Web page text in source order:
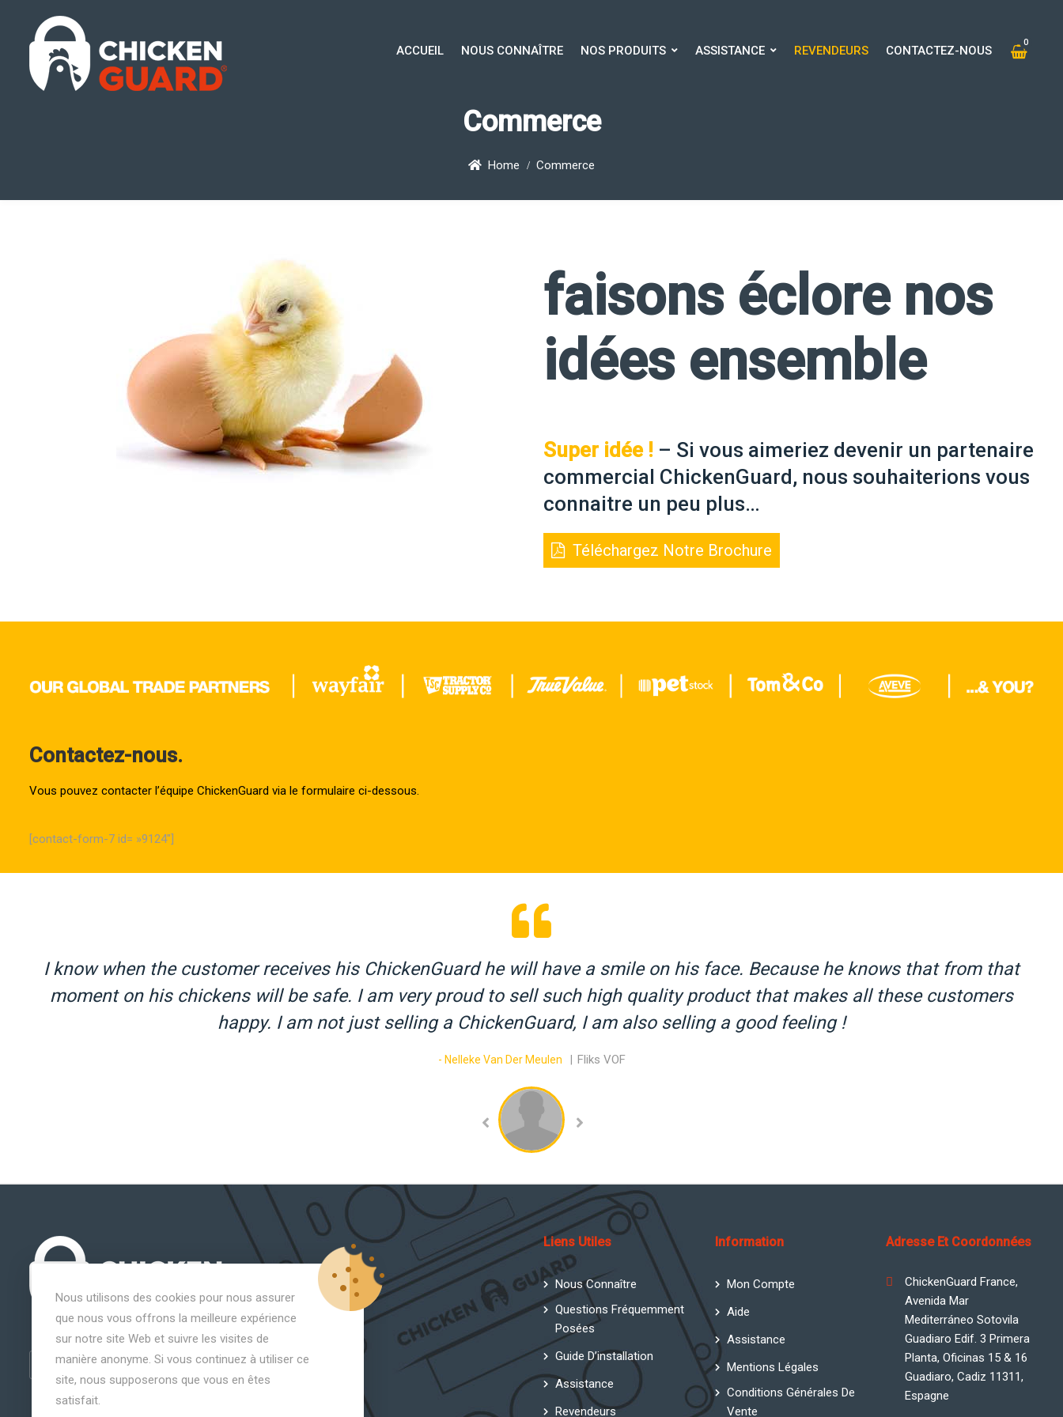
ACCUEIL NOUS CONNAÎTRE NOS PRODUITS ASSISTANCE REVENDEURS CONTACTEZ-NOUS
0
Commerce
Home Commerce
faisons éclore nos
idées ensemble
Super idée ! – Si vous aimeriez devenir un partenaire
commercial ChickenGuard, nous souhaiterions vous
connaitre un peu plus…
Téléchargez Notre Brochure
Contactez-nous.
Vous pouvez contacter l’équipe ChickenGuard via le formulaire ci-dessous.
[contact-form-7 id= »9124″]
I know when the customer receives his ChickenGuard he will have a smile on his face. Because he knows that from that
moment on his chickens will be safe. I am very proud to sell such high quality product that makes all these customers
happy. I am not just selling a ChickenGuard, I am also selling a good feeling !
- Nelleke Van Der Meulen Fliks VOF
Liens Utiles
Nous Connaître
Questions Fréquemment
Posées
Guide D’installation
Assistance
Revendeurs
Information
Mon Compte
Aide
Assistance
Mentions Légales
Conditions Générales De
Vente
Adresse Et Coordonnées
ChickenGuard France,
Avenida Mar
Mediterráneo Sotovila
Guadiaro Edif. 3 Primera
Planta, Oficinas 15 & 16
Guadiaro, Cadiz 11311,
Espagne
Nous utilisons des cookies pour nous assurer
que nous vous offrons la meilleure expérience
sur notre site Web et suivre les visites de
manière anonyme. Si vous continuez à utiliser ce
site, nous supposerons que vous en êtes
satisfait.